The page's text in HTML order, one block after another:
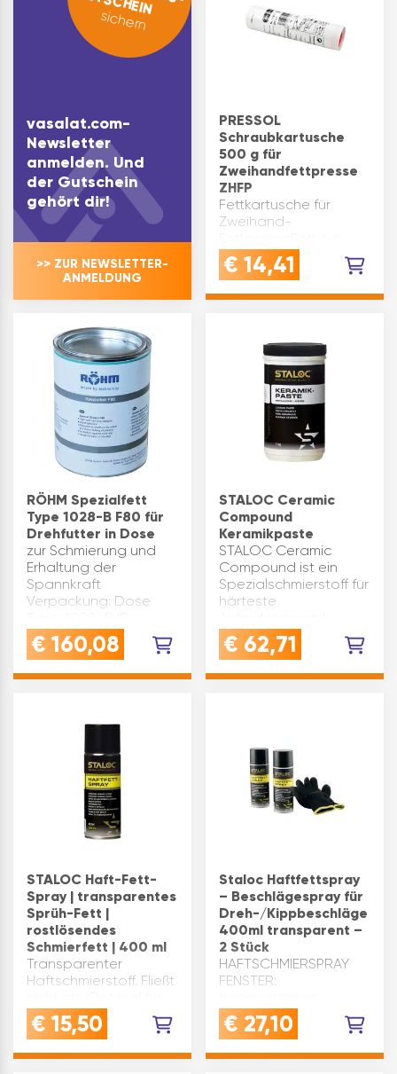
sichern
vasalat.com-
Newsletter
anmelden. Und
der Gutschein
gehört dir!
>> ZUR NEWSLETTER-
ANMELDUNG
PRESSOL
Schraubkartusche
500 g für
Zweihandfettpresse
ZHFP
Fettkartusche für
Zweihand-
Gleitlager- und
Wälzlager-
BelastungenAbschmierfett
u. landwirtschaftliche
GeräteDas
Schmierfett ist
oxidatio…
€ 14,41
RÖHM Spezialfett
Type 1028-B F80 für
Drehfutter in Dose
zur Schmierung und
Erhaltung der
Spannkraft
Verpackung: Dose
028975 Marke: Röhm
Inhaltsangabe (kg): 1
€ 160,08
STALOC Ceramic
Compound
Keramikpaste
STALOC Ceramic
Compound ist ein
Spezialschmierstoff für
härteste
Temperaturbereich
von -40 °C bis +1.400
haftfest,
€ 62,71
STALOC Haft-Fett-
Spray | transparentes
Sprüh-Fett |
rostlösendes
Schmierfett | 400 ml
Transparenter
Haftschmierstoff. Fließt
Dreh-/KippbeschlägeSchmiert
Rollen und Kugellager,
sowie Zahnrad- und
€ 15,50
Staloc Haftfettspray
– Beschlägespray für
Dreh-/Kippbeschläge
400ml transparent –
2 Stück
HAFTSCHMIERSPRAY
FENSTER:
Haftfettspray für
optimale Schmierung
Dreh-/Kippbeschlägen,
€ 27,10